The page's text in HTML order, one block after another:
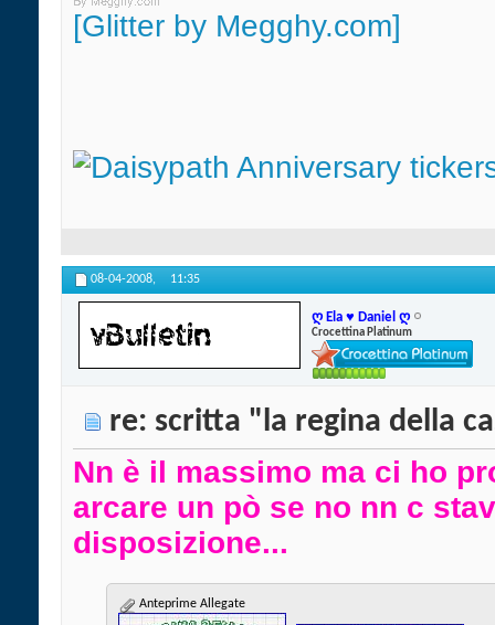
[Glitter by Megghy.com]
08-04-2008, 11:35
ღ Ela ♥ Daniel ღ
Crocettina Platinum
re: scritta "la regina della
Nn è il massimo ma ci ho
arcare un pò se no nn c
disposizione...
Anteprime Allegate